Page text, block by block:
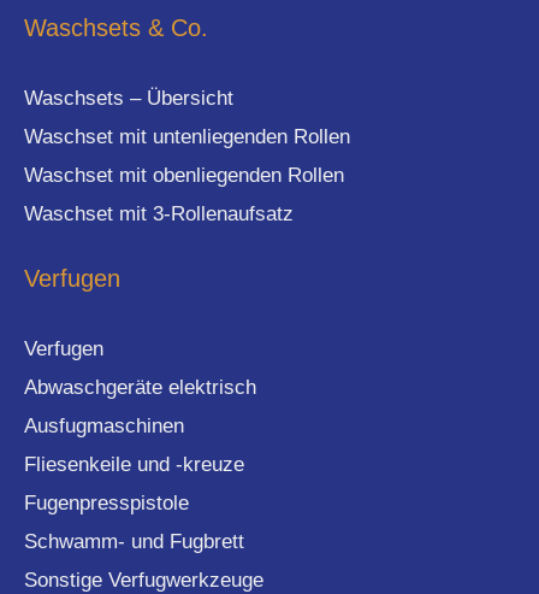
Waschsets & Co.
Waschsets – Übersicht
Waschset mit untenliegenden Rollen
Waschset mit obenliegenden Rollen
Waschset mit 3-Rollenaufsatz
Verfugen
Verfugen
Abwaschgeräte elektrisch
Ausfugmaschinen
Fliesenkeile und -kreuze
Fugenpresspistole
Schwamm- und Fugbrett
Sonstige Verfugwerkzeuge